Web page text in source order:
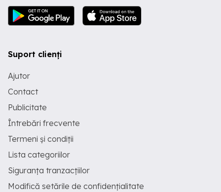
Suport clienți
Ajutor
Contact
Publicitate
Întrebări frecvente
Termeni și condiții
Lista categoriilor
Siguranța tranzacțiilor
Modifică setările de confidențialitate